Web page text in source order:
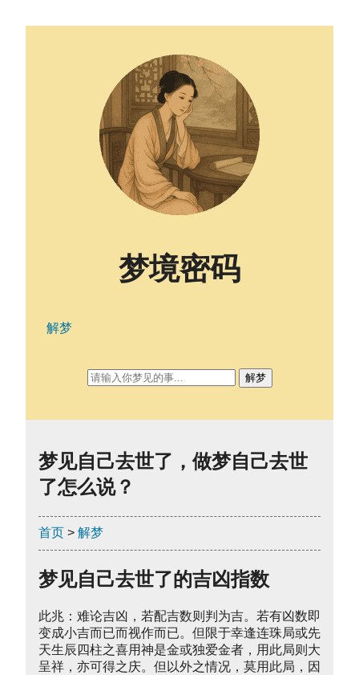
梦见自己去世了，做梦自己去世
了怎么说？
首页 > 解梦
梦见自己去世了的吉凶指数
此兆：难论吉凶，若配吉数则判为吉。若有凶数即
变成小吉而已而视作而已。但限于幸逢连珠局或先
天生辰四柱之喜用神是金或独爱金者，用此局则大
呈祥，亦可得之庆。但以外之情况，莫用此局，因
梦境密码
解梦
解梦